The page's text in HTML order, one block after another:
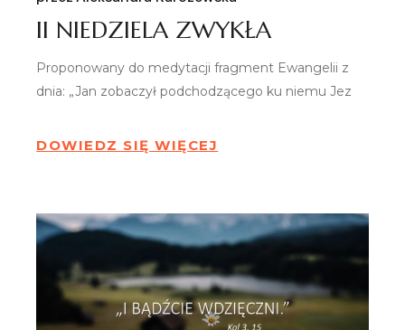
II NIEDZIELA ZWYKŁA
Proponowany do medytacji fragment Ewangelii z
dnia: „Jan zobaczył podchodzącego ku niemu Jez
DOWIEDZ SIĘ WIĘCEJ